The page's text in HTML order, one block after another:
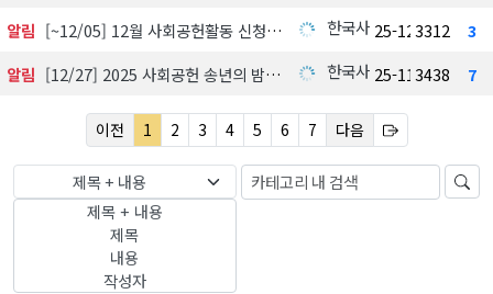
알림
[~12/05] 12월 사회공헌활동 신청하기 한국사회공헌협회
25-12-01
3312
3
알림
[12/27] 2025 사회공헌 송년의 밤, 포틀락파티 한국사회공헌협회
25-11-18
3438 7
이전 1 2 3 4 5 6 7 다음
제목 + 내용
제목 + 내용
제목
내용
작성자